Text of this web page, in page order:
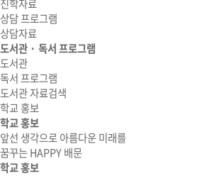
진학자료
상담 프로그램
상담자료
도서관 · 독서 프로그램
도서관
독서 프로그램
도서관 자료검색
학교 홍보
학교 홍보
앞선 생각으로 아름다운 미래를
꿈꾸는 HAPPY 배문
학교 홍보